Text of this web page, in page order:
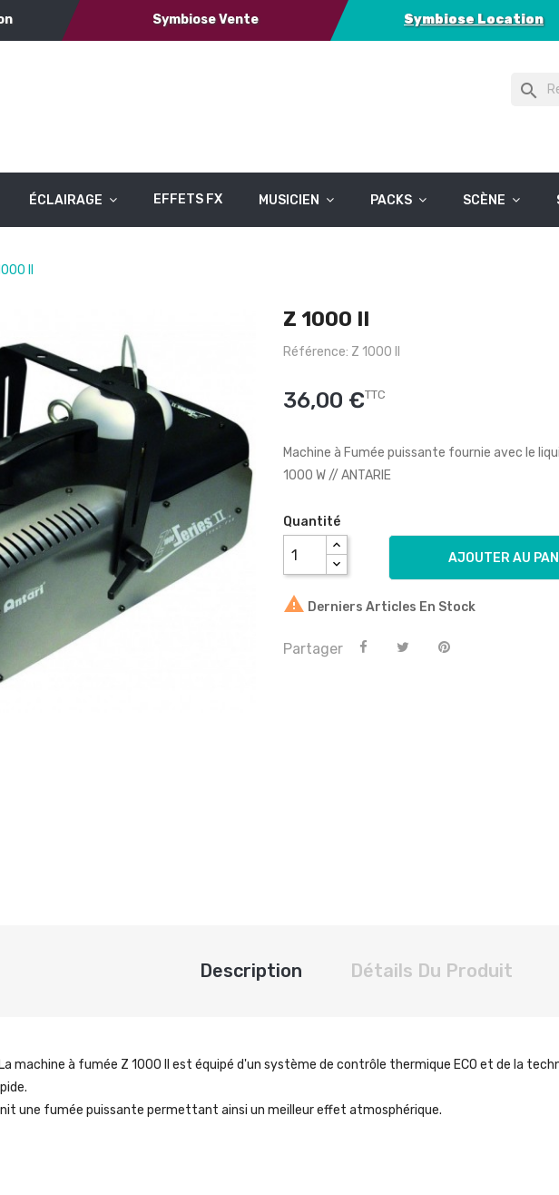
Symbiose Vente Symbiose Location
search
ÉCLAIRAGE EFFETS FX MUSICIEN PACKS SCÈNE
II
Z 1000 II
Référence: Z 1000 II
36,00 €TTC
Machine à Fumée puissante fournie avec le
1000 W // ANTARIE
Quantité
AJOUTER AU
 Derniers Articles En Stock
Partager
Description Détails Du Produit
machine à fumée Z 1000 II est équipé d'un système de contrôle thermique ECO et de la
une fumée puissante permettant ainsi un meilleur effet atmosphérique.